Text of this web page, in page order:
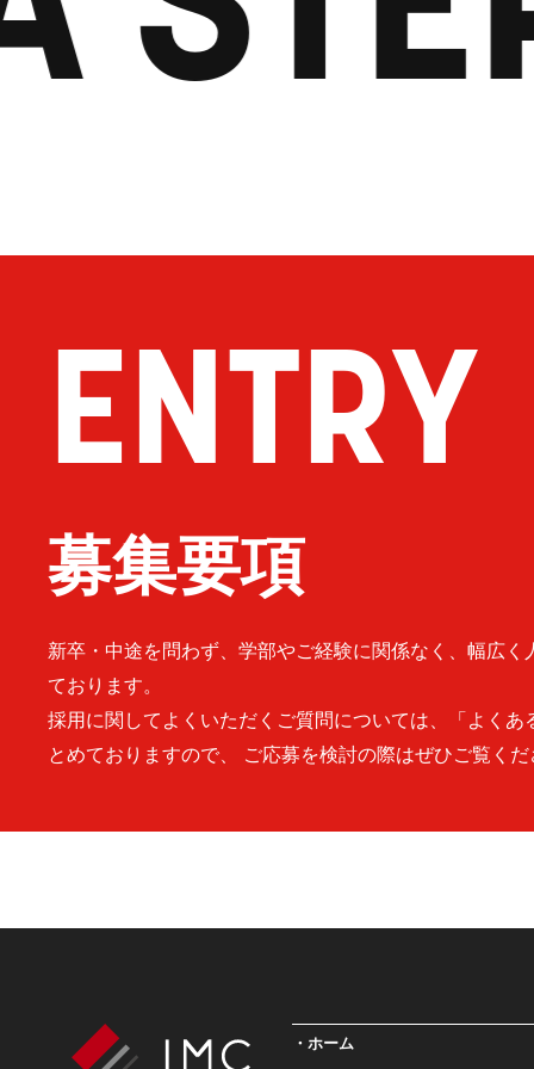
ENTRY
募集要項
新卒・中途を問わず、学部やご経験に関係なく、幅広く
ております。
採用に関してよくいただくご質問については、「よくあ
とめておりますので、 ご応募を検討の際はぜひご覧く
ホーム